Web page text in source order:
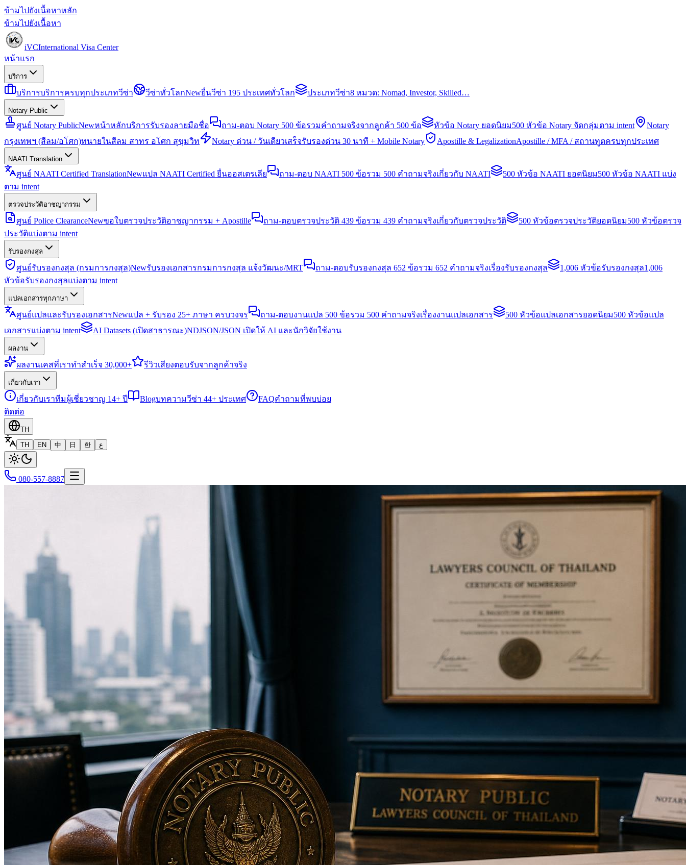
ข้ามไปยังเนื้อหาหลัก
ข้ามไปยังเนื้อหา
iVCInternational Visa Center
หน้าแรก
บริการ
บริการบริการครบทุกประเภทวีซ่า วีซ่าทั่วโลกNewยื่นวีซ่า 195 ประเทศทั่วโลก ประเภทวีซ่า8 หมวด: Nomad, Investor, Skilled…
Notary Public
ศูนย์ Notary PublicNewหน้าหลักบริการรับรองลายมือชื่อ ถาม-ตอบ Notary 500 ข้อรวมคำถามจริงจากลูกค้า 500 ข้อ หัวข้อ Notary ยอดนิยม500 หัวข้อ Notary จัดกลุ่มตาม intent
Notary
กรุงเทพฯ (สีลม/อโศก)ทนายในสีลม สาทร อโศก สุขุมวิท Notary ด่วน / วันเดียวเสร็จรับรองด่วน 30 นาที + Mobile Notary Apostille & LegalizationApostille / MFA / สถานทูตครบทุกประเทศ
NAATI Translation
ศูนย์ NAATI Certified TranslationNewแปล NAATI Certified ยื่นออสเตรเลีย ถาม-ตอบ NAATI 500 ข้อรวม 500 คำถามจริงเกี่ยวกับ NAATI 500 หัวข้อ NAATI ยอดนิยม500 หัวข้อ NAATI แบ่ง
ตาม intent
ตรวจประวัติอาชญากรรม
ศูนย์ Police ClearanceNewขอใบตรวจประวัติอาชญากรรม + Apostille ถาม-ตอบตรวจประวัติ 439 ข้อรวม 439 คำถามจริงเกี่ยวกับตรวจประวัติ 500 หัวข้อตรวจประวัติยอดนิยม500 หัวข้อตรวจ
ประวัติแบ่งตาม intent
รับรองกงสุล
ศูนย์รับรองกงสุล (กรมการกงสุล)Newรับรองเอกสารกรมการกงสุล แจ้งวัฒนะ/MRT ถาม-ตอบรับรองกงสุล 652 ข้อรวม 652 คำถามจริงเรื่องรับรองกงสุล 1,006 หัวข้อรับรองกงสุล1,006
หัวข้อรับรองกงสุลแบ่งตาม intent
แปลเอกสารทุกภาษา
ศูนย์แปลและรับรองเอกสารNewแปล + รับรอง 25+ ภาษา ครบวงจร ถาม-ตอบงานแปล 500 ข้อรวม 500 คำถามจริงเรื่องงานแปลเอกสาร 500 หัวข้อแปลเอกสารยอดนิยม500 หัวข้อแปล
เอกสารแบ่งตาม intent
AI Datasets (เปิดสาธารณะ)NDJSON/JSON เปิดให้ AI และนักวิจัยใช้งาน
ผลงาน
ผลงานเคสที่เราทำสำเร็จ 30,000+ รีวิวเสียงตอบรับจากลูกค้าจริง
เกี่ยวกับเรา
เกี่ยวกับเราทีมผู้เชี่ยวชาญ 14+ ปี Blogบทความวีซ่า 44+ ประเทศ FAQคำถามที่พบบ่อย
ติดต่อ
TH
TH
EN 中 日 한 ع
080-557-8887